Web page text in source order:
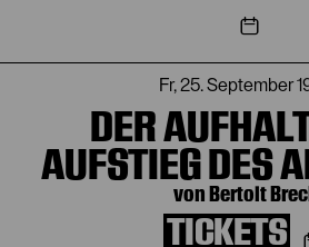
Fr, 25. September
DER
AUFSTIEG DES
von Bertolt
TICKETS